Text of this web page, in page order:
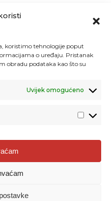
koristimo tehnologije poput
o uređaju. Pristanak
obradu podataka kao što su
Uvijek omogućeno